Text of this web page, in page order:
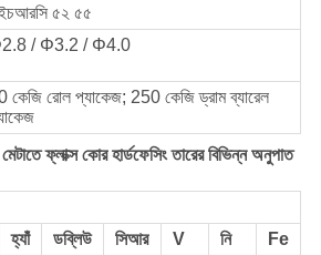
৫২ ৫৫
/ Φ3.2 / Φ4.0
কেজি রোল প্যাকেজ; 250 কেজি ড্রাম ব্যারেল
ফ্লাক্স কোর হার্ডফেসিং তারের বিভিন্ন অনুপাত
হ্যাঁ ডব্লিউ সিআর V নি
Fe